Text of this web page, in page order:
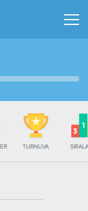
TURNUVA